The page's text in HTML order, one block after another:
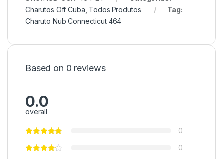
Charutos Off Cuba Todos Produtos
Tag:
Charuto Nub Connecticut 464
Based on 0 reviews
0.0
overall
0
0